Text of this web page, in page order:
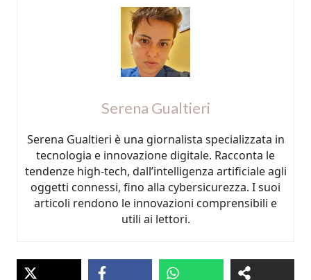
Serena Gualtieri
Serena Gualtieri è una giornalista specializzata in
tecnologia e innovazione digitale. Racconta le
tendenze high-tech, dall’intelligenza artificiale agli
oggetti connessi, fino alla cybersicurezza. I suoi
articoli rendono le innovazioni comprensibili e
utili ai lettori.